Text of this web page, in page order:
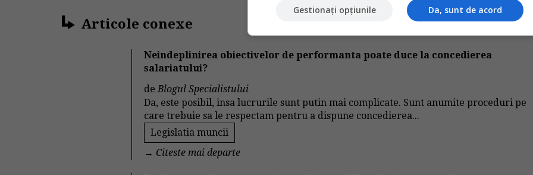
Articole conexe
Neindeplinirea obiectivelor de performanta poate duce la concedierea
salariatului?
deBlogul Specialistului
Da, este posibil, insa lucrurile sunt putin mai complicate. Sunt anumite proceduri pe
care trebuie sa le respectam pentru a dispune concedierea...
Legislatia muncii
→ Citeste mai departe
Da, sunt de acord
Gestionați opțiunile